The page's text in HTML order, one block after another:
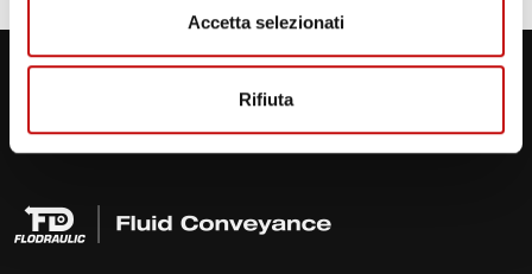
Accetta selezionati
Rifiuta
servizi ad alto valore aggiunto.